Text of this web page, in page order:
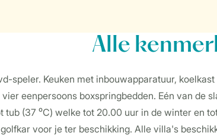
Alle
speler. Keuken met inbouwapparatuur,
eenpersoons boxspringbedden. Eén van de
tub (37 ⁰C) welke tot 20.00 uur in de winter en
voor je ter beschikking. Alle villa's